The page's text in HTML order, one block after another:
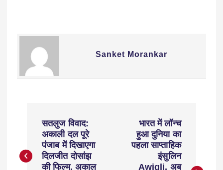
Sanket Morankar
सतलुज विवाद:
अकाली दल पूरे
पंजाब में दिखाएगा
दिलजीत दोसांझ
की फिल्म, अकाल
भारत में लॉन्च
हुआ दुनिया का
पहला साप्ताहिक
इंसुलिन
Awiqli, अब